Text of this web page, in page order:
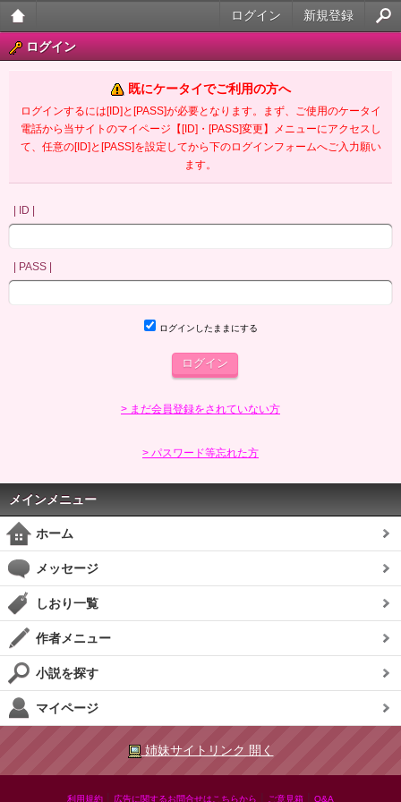
大人
ータ
イ官
新規登録
ログイン
ログイン
既にケータイでご利用の方へ
ログインするには[ID]と[PASS]が必要となります。まず、ご使用のケータイ
電話から当サイトのマイページ【[ID]・[PASS]変更】メニューにアクセスし
て、任意の[ID]と[PASS]を設定してから下のログインフォームへご入力願い
ます。
| ID |
| PASS |
ログインしたままにする
> まだ会員登録をされていない方
> パスワード等忘れた方
メインメニュー
ホーム
メッセージ
しおり一覧
作者メニュー
小説を探す
マイページ
姉妹サイトリンク 開く
利用規約 広告に関するお問合せはこちらから ご意見箱 Q&A